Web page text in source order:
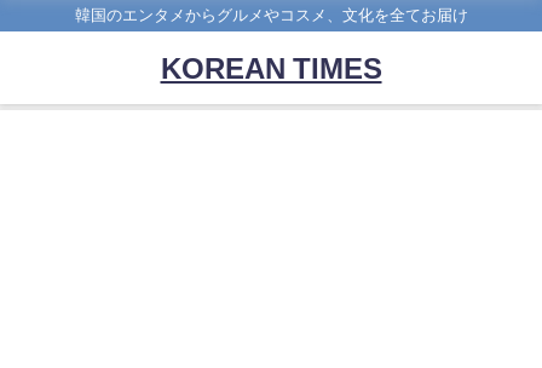
韓国のエンタメからグルメやコスメ、文化を全てお届け
KOREAN TIMES